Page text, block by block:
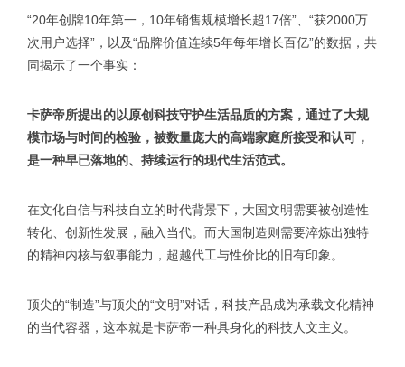
“20年创牌10年第一，10年销售规模增长超17倍”、“获2000万
次用户选择”，以及“品牌价值连续5年每年增长百亿”的数据，共
同揭示了一个事实：
卡萨帝所提出的以原创科技守护生活品质的方案，通过了大规
模市场与时间的检验，被数量庞大的高端家庭所接受和认可，
是一种早已落地的、持续运行的现代生活范式。
在文化自信与科技自立的时代背景下，大国文明需要被创造性
转化、创新性发展，融入当代。而大国制造则需要淬炼出独特
的精神内核与叙事能力，超越代工与性价比的旧有印象。
顶尖的“制造”与顶尖的“文明”对话，科技产品成为承载文化精神
的当代容器，这本就是卡萨帝一种具身化的科技人文主义。